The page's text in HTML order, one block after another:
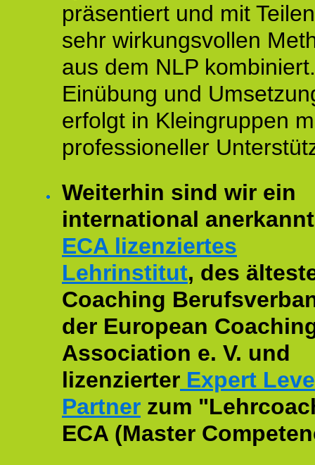
präsentiert und mit
sehr wirkungsvollen
aus dem NLP
Einübung und
erfolgt in Kleingruppen
professioneller
Weiterhin sind wir ein
international
ECA lizenziertes
Lehrinstitut, des
Coaching
der European
Association e. V. und
lizenzierter Expert
Partner zum
ECA (Master